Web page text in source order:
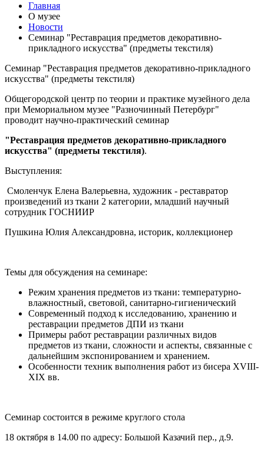
Главная
О музее
Новости
Семинар "Реставрация предметов декоративно-
прикладного искусства" (предметы текстиля)
Семинар "Реставрация предметов декоративно-прикладного
искусства" (предметы текстиля)
Общегородской центр по теории и практике музейного дела
при Мемориальном музее "Разночинный Петербург"
проводит научно-практический семинар
"Реставрация предметов декоративно-прикладного
искусства" (предметы текстиля).
Выступления:
Смоленчук Елена Валерьевна, художник - реставратор
произведений из ткани 2 категории, младший научный
сотрудник ГОСНИИР
Пушкина Юлия Александровна, историк, коллекционер
Темы для обсуждения на семинаре:
Режим хранения предметов из ткани: температурно-
влажностный, световой, санитарно-гигиенический
Современный подход к исследованию, хранению и
реставрации предметов ДПИ из ткани
Примеры работ реставрации различных видов
предметов из ткани, сложности и аспекты, связанные с
дальнейшим экспонированием и хранением.
Особенности техник выполнения работ из бисера XVIII-
XIX вв.
Семинар состоится в режиме круглого стола
18 октября в 14.00 по адресу: Большой Казачий пер., д.9.